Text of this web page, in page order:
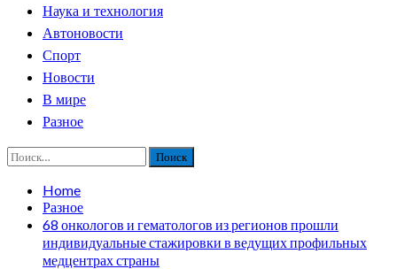
Наука и технология
Автоновости
Спорт
Новости
В мире
Разное
Найти:
Home
Разное
68 онкологов и гематологов из регионов прошли
индивидуальные стажировки в ведущих профильных
медцентрах страны